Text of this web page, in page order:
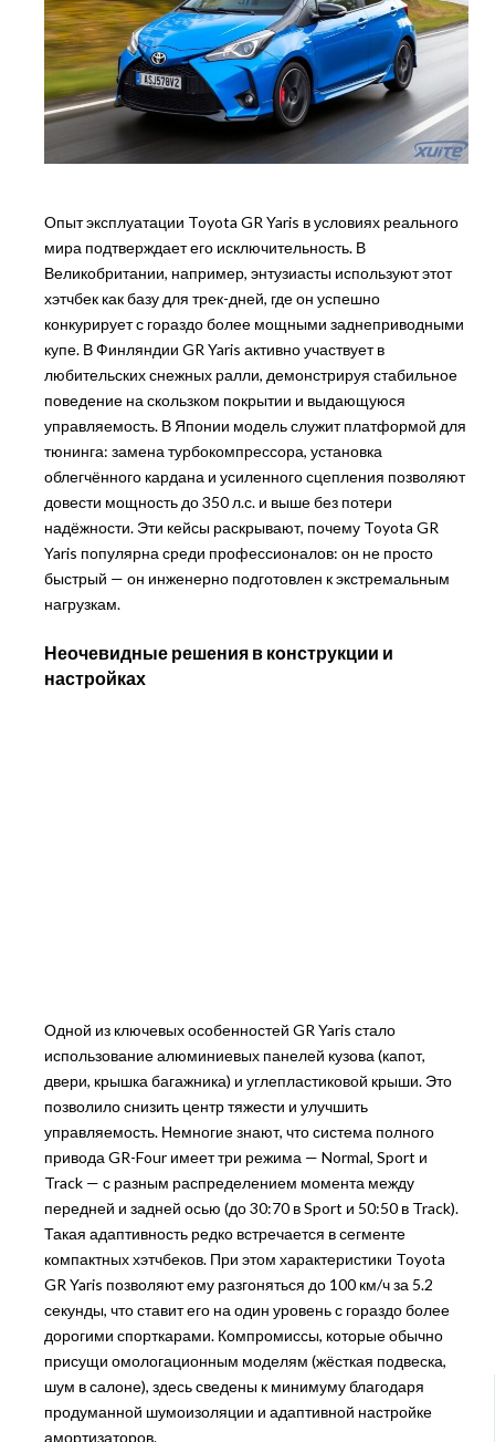
Опыт эксплуатации Toyota GR Yaris в условиях реального
мира подтверждает его исключительность. В
Великобритании, например, энтузиасты используют этот
хэтчбек как базу для трек-дней, где он успешно
конкурирует с гораздо более мощными заднеприводными
купе. В Финляндии GR Yaris активно участвует в
любительских снежных ралли, демонстрируя стабильное
поведение на скользком покрытии и выдающуюся
управляемость. В Японии модель служит платформой для
тюнинга: замена турбокомпрессора, установка
облегчённого кардана и усиленного сцепления позволяют
довести мощность до 350 л.с. и выше без потери
надёжности. Эти кейсы раскрывают, почему Toyota GR
Yaris популярна среди профессионалов: он не просто
быстрый — он инженерно подготовлен к экстремальным
нагрузкам.
Неочевидные решения в конструкции и
настройках
Одной из ключевых особенностей GR Yaris стало
использование алюминиевых панелей кузова (капот,
двери, крышка багажника) и углепластиковой крыши. Это
позволило снизить центр тяжести и улучшить
управляемость. Немногие знают, что система полного
привода GR-Four имеет три режима — Normal, Sport и
Track — с разным распределением момента между
передней и задней осью (до 30:70 в Sport и 50:50 в Track).
Такая адаптивность редко встречается в сегменте
компактных хэтчбеков. При этом характеристики Toyota
GR Yaris позволяют ему разгоняться до 100 км/ч за 5.2
секунды, что ставит его на один уровень с гораздо более
дорогими спорткарами. Компромиссы, которые обычно
присущи омологационным моделям (жёсткая подвеска,
шум в салоне), здесь сведены к минимуму благодаря
продуманной шумоизоляции и адаптивной настройке
амортизаторов.